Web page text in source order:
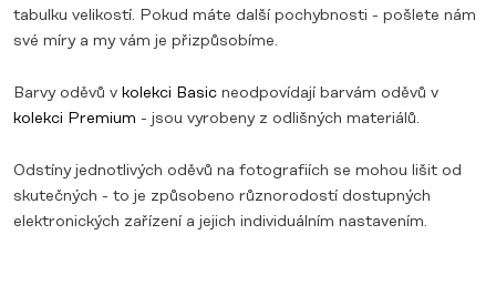
tabulku velikostí. Pokud máte další pochybnosti - pošlete nám
své míry a my vám je přizpůsobíme.
Barvy oděvů v kolekci Basic neodpovídají barvám oděvů v
kolekci Premium - jsou vyrobeny z odlišných materiálů.
Odstíny jednotlivých oděvů na fotografiích se mohou lišit od
skutečných - to je způsobeno různorodostí dostupných
elektronických zařízení a jejich individuálním nastavením.